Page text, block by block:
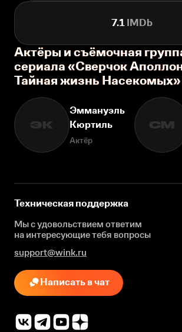
7.1 IMDb
Актёры и съёмочная
сериала «Сверчок
Тайная жизнь Насекомых»
ЭК
Эммануэль
Кюртиль
Актёр
СМ
Техническая поддержка
Мы с удовольствием ответим
на интересующиетебя вопросы
support@wink.ru
Написать в чат